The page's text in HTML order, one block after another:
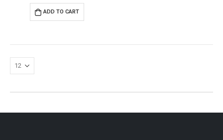
ADD TO CART